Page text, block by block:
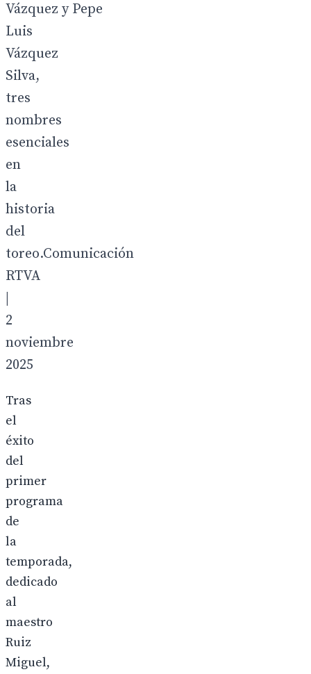
Vázquez y Pepe
Luis
Vázquez
Silva,
tres
nombres
esenciales
en
la
historia
del
toreo.Comunicación
RTVA
2
noviembre
2025
Tras
el
éxito
del
primer
programa
de
la
temporada,
dedicado
al
maestro
Ruiz
Miguel,